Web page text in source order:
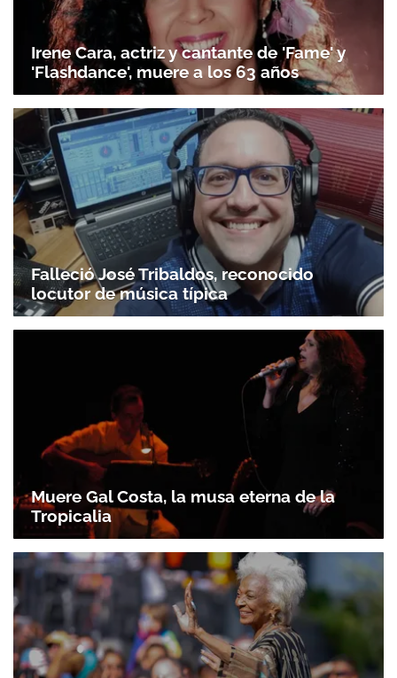
Irene Cara, actriz y cantante de 'Fame' y
'Flashdance', muere a los 63 años
Falleció José Tribaldos, reconocido
locutor de música típica
Muere Gal Costa, la musa eterna de la
Tropicalia